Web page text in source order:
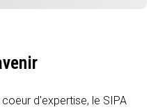
d'expertise, le SIPA